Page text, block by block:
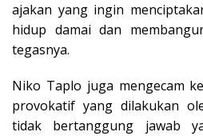
ajakan yang ingin
hidup damai dan
tegasnya.
Niko Taplo juga mengecam
provokatif yang dilakukan
tidak bertanggung jawab